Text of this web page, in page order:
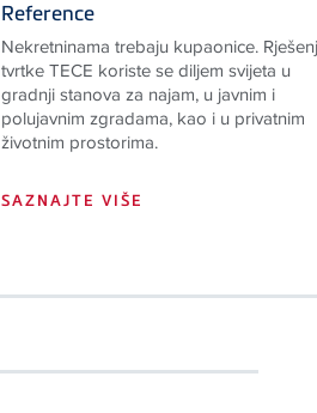
Nekretninama trebaju kupaonice. Rješenja
tvrtke TECE koriste se diljem svijeta u
gradnji stanova za najam, u javnim i
polujavnim zgradama, kao i u privatnim
životnim prostorima.